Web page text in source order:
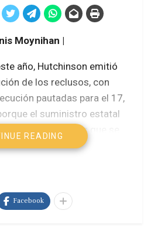
Moynihan |
año, Hutchinson emitió
de los reclusos, con
pautadas para el 17,
el suministro estatal
los tres fármacos que se
ejecución, vencerá a fines
cinco tienen fecha
sería una ráfaga de
READING
Facebook